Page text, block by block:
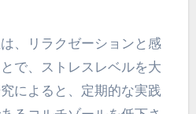
、リラクゼーションと感
で、ストレスレベルを大
によると、定期的な実践